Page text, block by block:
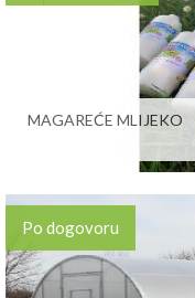
MAGAREĆE MLIJEKO
Po dogovoru